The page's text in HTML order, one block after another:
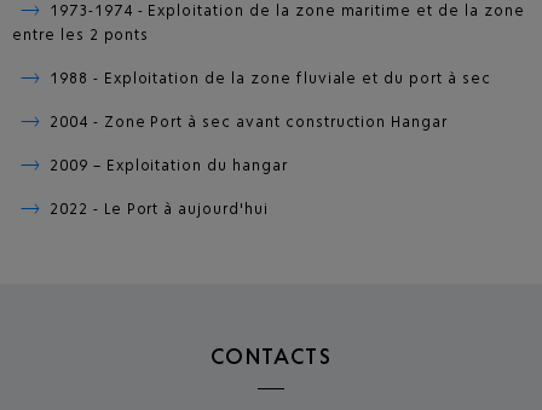
1973-1974 - Exploitation de la zone maritime et de la zone
entre les 2 ponts
1988 - Exploitation de la zone fluviale et du port à sec
2004 - Zone Port à sec avant construction Hangar
2009 – Exploitation du hangar
2022 - Le Port à aujourd'hui
CONTACTS